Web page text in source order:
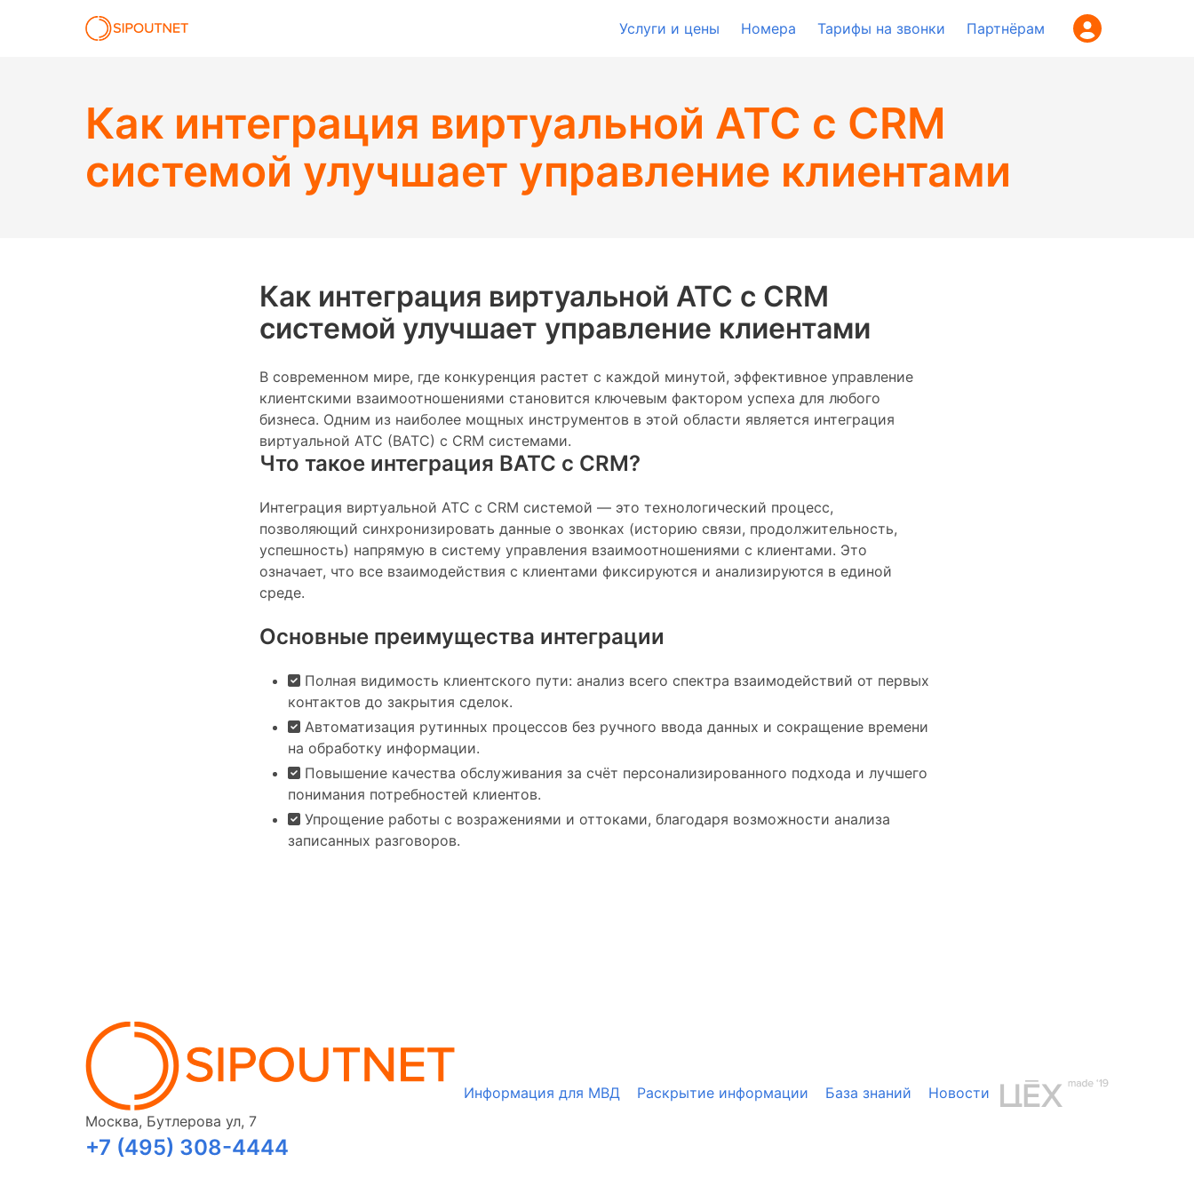
Услуги и цены Номера Тарифы на звонки Партнёрам
Как интеграция виртуальной АТС с CRM
системой улучшает управление клиентами
Как интеграция виртуальной АТС с CRM
системой улучшает управление клиентами
В современном мире, где конкуренция растет с каждой минутой, эффективное управление
клиентскими взаимоотношениями становится ключевым фактором успеха для любого
бизнеса. Одним из наиболее мощных инструментов в этой области является интеграция
виртуальной АТС (ВАТС) с CRM системами.
Что такое интеграция ВАТС с CRM?
Интеграция виртуальной АТС с CRM системой — это технологический процесс,
позволяющий синхронизировать данные о звонках (историю связи, продолжительность,
успешность) напрямую в систему управления взаимоотношениями с клиентами. Это
означает, что все взаимодействия с клиентами фиксируются и анализируются в единой
среде.
Основные преимущества интеграции
Полная видимость клиентского пути: анализ всего спектра взаимодействий от первых
контактов до закрытия сделок.
Автоматизация рутинных процессов без ручного ввода данных и сокращение времени
на обработку информации.
Повышение качества обслуживания за счёт персонализированного подхода и лучшего
понимания потребностей клиентов.
Упрощение работы с возражениями и оттоками, благодаря возможности анализа
записанных разговоров.
Москва, Бутлерова ул, 7
+7 (495) 308-4444
Информация для МВД Раскрытие информации База знаний Новости